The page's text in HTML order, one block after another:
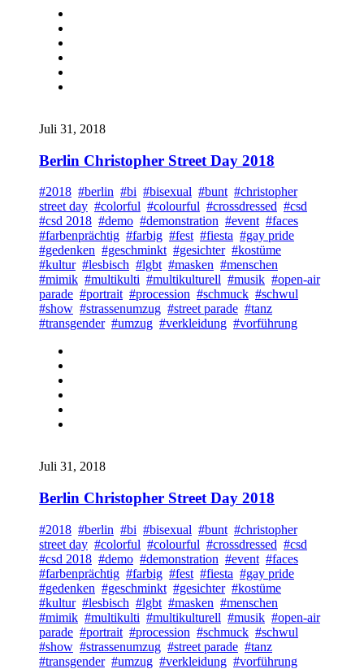
Juli 31, 2018
Berlin Christopher Street Day 2018
#2018 #berlin #bi #bisexual #bunt #christopher
street day #colorful #colourful #crossdressed #csd
#csd 2018 #demo #demonstration #event #faces
#farbenprächtig #farbig #fest #fiesta #gay pride
#gedenken #geschminkt #gesichter #kostüme
#kultur #lesbisch #lgbt #masken #menschen
#mimik #multikulti #multikulturell #musik #open-air
parade #portrait #procession #schmuck #schwul
#show #strassenumzug #street parade #tanz
#transgender #umzug #verkleidung #vorführung
Juli 31, 2018
Berlin Christopher Street Day 2018
#2018 #berlin #bi #bisexual #bunt #christopher
street day #colorful #colourful #crossdressed #csd
#csd 2018 #demo #demonstration #event #faces
#farbenprächtig #farbig #fest #fiesta #gay pride
#gedenken #geschminkt #gesichter #kostüme
#kultur #lesbisch #lgbt #masken #menschen
#mimik #multikulti #multikulturell #musik #open-air
parade #portrait #procession #schmuck #schwul
#show #strassenumzug #street parade #tanz
#transgender #umzug #verkleidung #vorführung